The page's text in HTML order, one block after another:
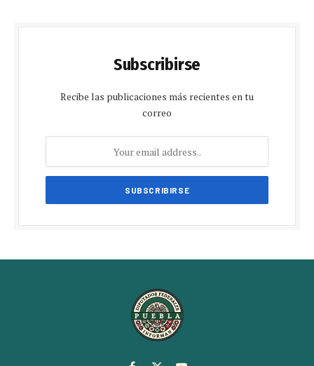
Subscribirse
Recibe las publicaciones más recientes en tu
correo